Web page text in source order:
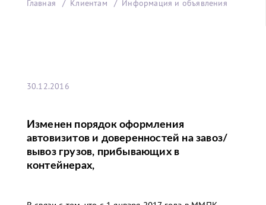
Главная Клиентам Информация и объявления
30.12.2016
Изменен порядок оформления
автовизитов и доверенностей на завоз/
вывоз грузов, прибывающих в
контейнерах,